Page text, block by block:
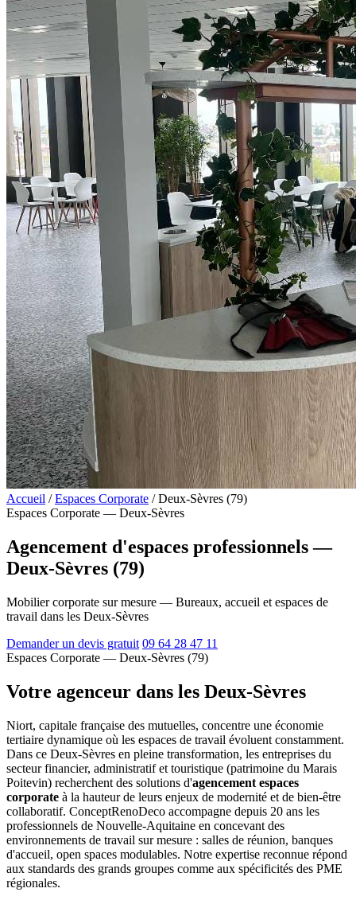
Accueil / Espaces Corporate / Deux-Sèvres (79)
Espaces Corporate — Deux-Sèvres
Agencement d'espaces professionnels —
Deux-Sèvres (79)
Mobilier corporate sur mesure — Bureaux, accueil et espaces de
travail dans les Deux-Sèvres
Demander un devis gratuit 09 64 28 47 11
Espaces Corporate — Deux-Sèvres (79)
Votre agenceur dans les Deux-Sèvres
Niort, capitale française des mutuelles, concentre une économie
tertiaire dynamique où les espaces de travail évoluent constamment.
Dans ce Deux-Sèvres en pleine transformation, les entreprises du
secteur financier, administratif et touristique (patrimoine du Marais
Poitevin) recherchent des solutions d'agencement espaces
corporate à la hauteur de leurs enjeux de modernité et de bien-être
collaboratif. ConceptRenoDeco accompagne depuis 20 ans les
professionnels de Nouvelle-Aquitaine en concevant des
environnements de travail sur mesure : salles de réunion, banques
d'accueil, open spaces modulables. Notre expertise reconnue répond
aux standards des grands groupes comme aux spécificités des PME
régionales.